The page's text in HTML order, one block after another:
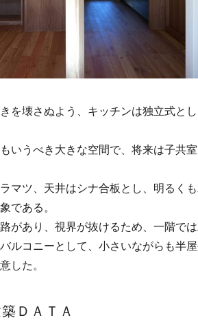
を壊さぬよう、キッチンは独立式とし
いうべき大きな空間で、 将来は子共
マツ、天井はシナ合板とし、 明るく
である。
があり、視界が抜けるため、 一階で
ルコニーとして、 小さいながらも半
した。
ＤＡＴＡ